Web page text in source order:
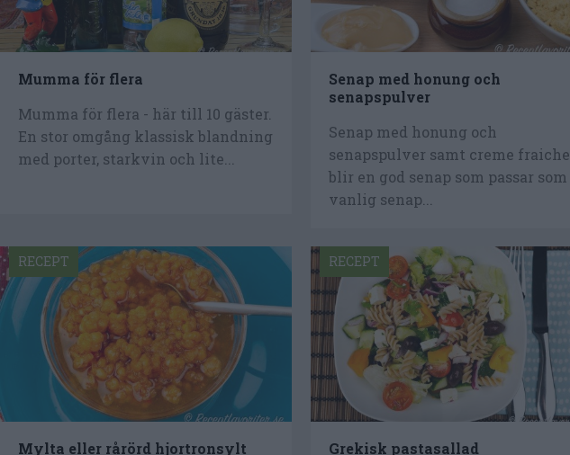
Mumma för flera
Mumma för flera - här till 10 gäster.
En stor omgång klassisk blandning
med porter, starkvin och lite...
Senap med honung och
senapspulver
Senap med honung och
senapspulver samt creme fraiche
blir en god senap som passar som
vanlig senap...
Mylta eller rårörd hjortronsylt
RECEPT
Grekisk pastasallad
RECEPT